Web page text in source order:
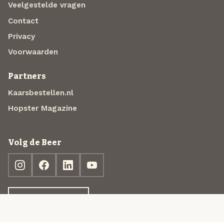
Veelgestelde vragen
Contact
Privacy
Voorwaarden
Partners
Kaarsbestellen.nl
Hopster Magazine
Volg de Beer